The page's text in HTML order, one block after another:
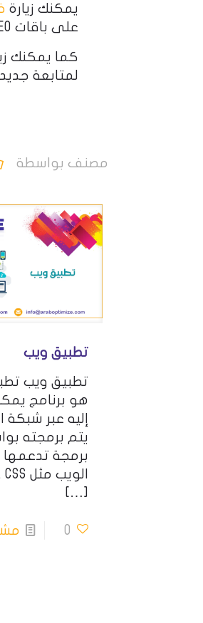
يمكنك زيارة
على باقات SEO المختلفة التي نقدمها.
كما يمكنك
لمتابعة
مصنف بواسطة
تطبيق ويب
تطبيق ويب
هو برنامج
إليه عبر شبكة
يتم برمجته
برمجة
الويب مثل HTML , CSS ,
[…]
0